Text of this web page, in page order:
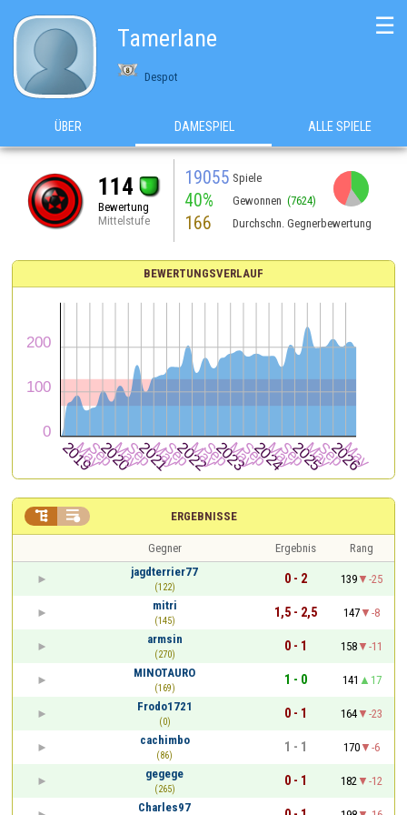
Tamerlane
Despot
☰
ÜBER DAMESPIEL ALLE SPIELE
114
Bewertung
Mittelstufe
19055 Spiele
40% Gewonnen (7624)
166 Durchschn. Gegnerbewertung
BEWERTUNGSVERLAUF
ERGEBNISSE
 
Gegner Ergebnis
Rang
jagdterrier77
(122)
0 - 2 139
-25
mitri
(145)
1,5 - 2,5 147
-8
armsin
(270)
0 - 1 158
-11
MINOTAURO
(169)
1 - 0 141
17
Frodo1721
(0)
0 - 1 164
-23
cachimbo
(86)
1 - 1 170
-6
gegege
(265)
0 - 1 182
-12
Charles97